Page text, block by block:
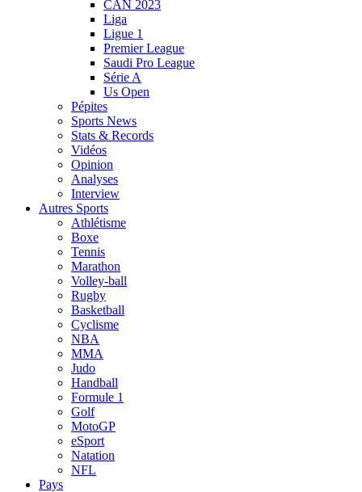
CAN 2023
Liga
Ligue 1
Premier League
Saudi Pro League
Série A
Us Open
Pépites
Sports News
Stats & Records
Vidéos
Opinion
Analyses
Interview
Autres Sports
Athlétisme
Boxe
Tennis
Marathon
Volley-ball
Rugby
Basketball
Cyclisme
NBA
MMA
Judo
Handball
Formule 1
Golf
MotoGP
eSport
Natation
NFL
Pays